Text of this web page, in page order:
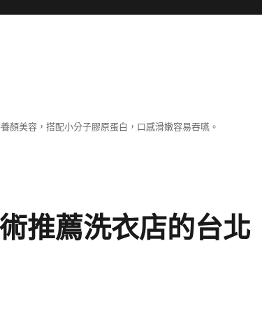
顏美容，搭配小分子膠原蛋白，口感滑嫩容易吞嚥。
推薦洗衣店的台北